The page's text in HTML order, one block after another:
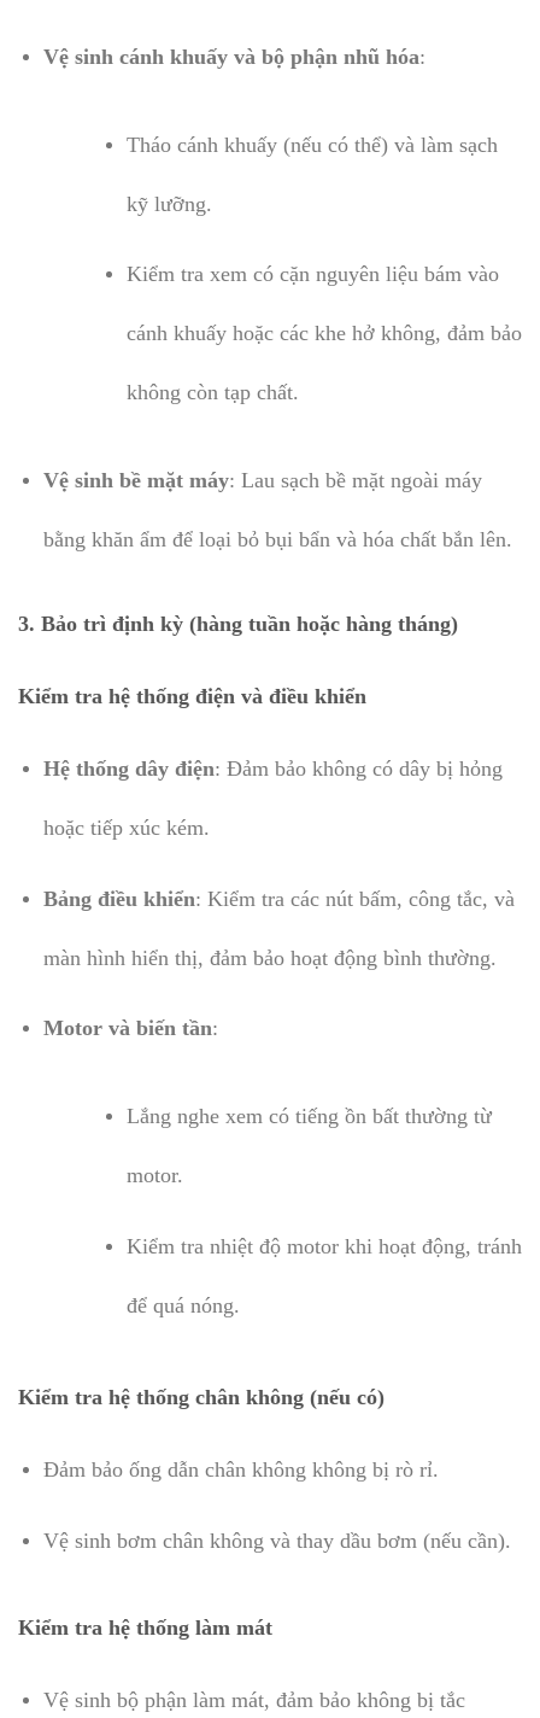
Vệ sinh cánh khuấy và bộ phận nhũ hóa:
Tháo cánh khuấy (nếu có thể) và làm sạch
kỹ lưỡng.
Kiểm tra xem có cặn nguyên liệu bám vào
cánh khuấy hoặc các khe hở không, đảm bảo
không còn tạp chất.
Vệ sinh bề mặt máy: Lau sạch bề mặt ngoài máy
bằng khăn ẩm để loại bỏ bụi bẩn và hóa chất bắn lên.
3. Bảo trì định kỳ (hàng tuần hoặc hàng tháng)
Kiểm tra hệ thống điện và điều khiển
Hệ thống dây điện: Đảm bảo không có dây bị hỏng
hoặc tiếp xúc kém.
Bảng điều khiển: Kiểm tra các nút bấm, công tắc, và
màn hình hiển thị, đảm bảo hoạt động bình thường.
Motor và biến tần:
Lắng nghe xem có tiếng ồn bất thường từ
motor.
Kiểm tra nhiệt độ motor khi hoạt động, tránh
để quá nóng.
Kiểm tra hệ thống chân không (nếu có)
Đảm bảo ống dẫn chân không không bị rò rỉ.
Vệ sinh bơm chân không và thay dầu bơm (nếu cần).
Kiểm tra hệ thống làm mát
Vệ sinh bộ phận làm mát, đảm bảo không bị tắc